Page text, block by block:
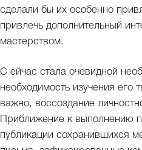
сделали бы их особенно
привлечь дополнительный
мастерством.
С ейчас стала очевидной
необходимость изучения его
важно, воссоздание
Приближение к выполнению
публикации сохранившихся